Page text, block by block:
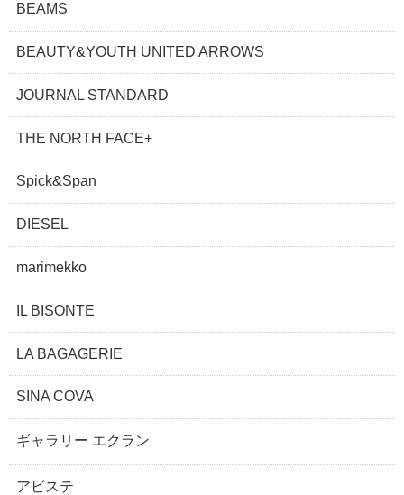
BEAMS
BEAUTY&YOUTH UNITED ARROWS
JOURNAL STANDARD
THE NORTH FACE+
Spick&Span
DIESEL
marimekko
IL BISONTE
LA BAGAGERIE
SINA COVA
ギャラリー エクラン
アビステ